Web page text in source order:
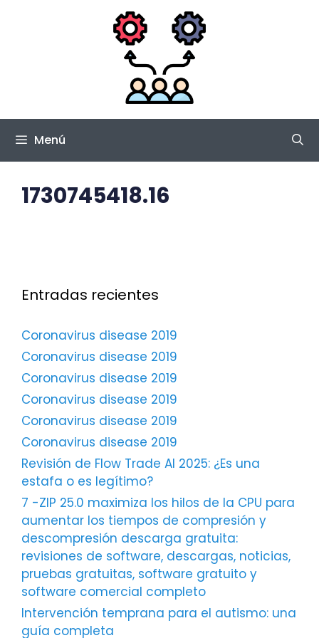
Menú
1730745418.16
Entradas recientes
Coronavirus disease 2019
Coronavirus disease 2019
Coronavirus disease 2019
Coronavirus disease 2019
Coronavirus disease 2019
Coronavirus disease 2019
Revisión de Flow Trade AI 2025: ¿Es una
estafa o es legítimo?
7 -ZIP 25.0 maximiza los hilos de la CPU para
aumentar los tiempos de compresión y
descompresión descarga gratuita:
revisiones de software, descargas, noticias,
pruebas gratuitas, software gratuito y
software comercial completo
Intervención temprana para el autismo: una
guía completa